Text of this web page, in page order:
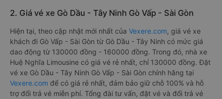
2. Giá vé xe Gò Dầu - Tây Ninh Gò Vấp - Sài Gòn
Hiện tại, theo cập nhật mới nhất của Vexere.com, giá vé xe
khách đi Gò Vấp - Sài Gòn từ Gò Dầu - Tây Ninh có mức giá
dao động từ 130000 đồng - 160000 đồng. Trong đó, nhà xe
Huệ Nghĩa Limousine có giá vé rẻ nhất, chỉ 130000 đồng. Đặt
vé xe Gò Dầu - Tây Ninh Gò Vấp - Sài Gòn chính hãng tại
Vexere.com để có giá rẻ nhất, đảm bảo giữ chỗ 100% và hỗ
trợ đổi trả vé miễn phí. Tổng đài tư vấn, đặt vé và đổi trả vé